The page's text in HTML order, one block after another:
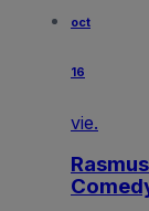
oct
16
vie.